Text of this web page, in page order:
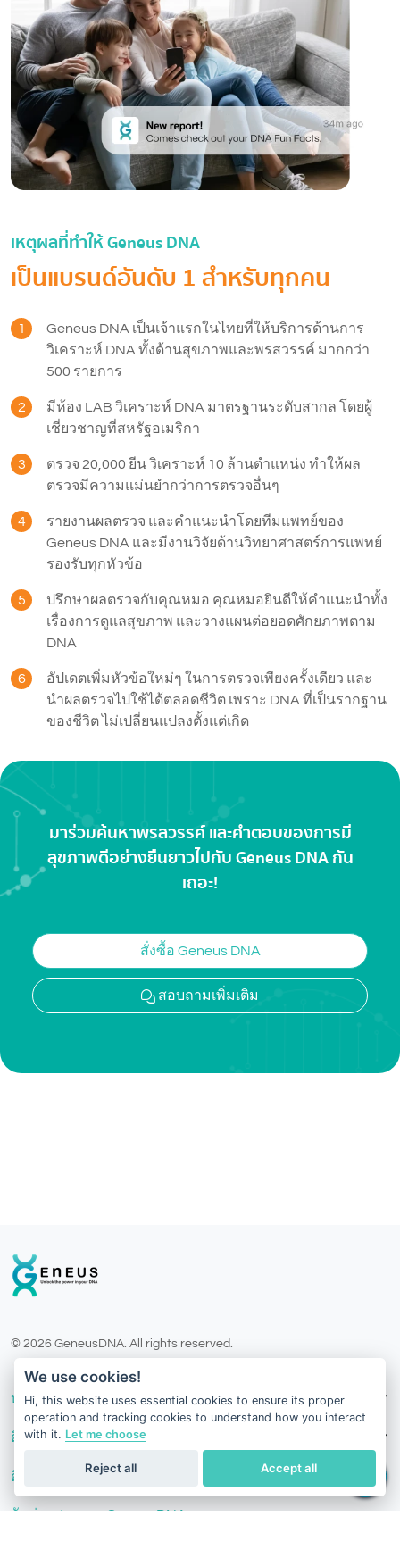
เหตุผลที่ทำให้ Geneus DNA
เป็นแบรนด์อันดับ 1 สำหรับทุกคน
1
Geneus DNA เป็นเจ้าแรกในไทยที่ให้บริการด้านการ
วิเคราะห์ DNA ทั้งด้านสุขภาพและพรสวรรค์ มากกว่า
500 รายการ
2
มีห้อง LAB วิเคราะห์ DNA มาตรฐานระดับสากล โดยผู้
เชี่ยวชาญที่สหรัฐอเมริกา
3
ตรวจ 20,000 ยีน วิเคราะห์ 10 ล้านตำแหน่ง ทำให้ผล
ตรวจมีความแม่นยำกว่าการตรวจอื่นๆ
4
รายงานผลตรวจ และคำแนะนำโดยทีมแพทย์ของ
Geneus DNA และมีงานวิจัยด้านวิทยาศาสตร์การแพทย์
รองรับทุกหัวข้อ
5
ปรึกษาผลตรวจกับคุณหมอ คุณหมอยินดีให้คำแนะนำทั้ง
เรื่องการดูแลสุขภาพ และวางแผนต่อยอดศักยภาพตาม
DNA
6
อัปเดตเพิ่มหัวข้อใหม่ๆ ในการตรวจเพียงครั้งเดียว และ
นำผลตรวจไปใช้ได้ตลอดชีวิต เพราะ DNA ที่เป็นรากฐาน
ของชีวิต ไม่เปลี่ยนแปลงตั้งแต่เกิด
มาร่วมค้นหาพรสวรรค์ และคำตอบของการมี
สุขภาพดีอย่างยืนยาวไปกับ Geneus DNA กัน
เถอะ!
สั่งซื้อ Geneus DNA
สอบถามเพิ่มเติม
© 2026 GeneusDNA. All rights reserved.
v1.0.1629-07082026
บริการของเรา
ติดต่อเรา
ติดตามเรา
รับข่าวสารจาก GeneusDNA
We use cookies!
Hi, this website uses essential cookies to ensure its proper
operation and tracking cookies to understand how you interact
with it. Let me choose
Accept all
Reject all